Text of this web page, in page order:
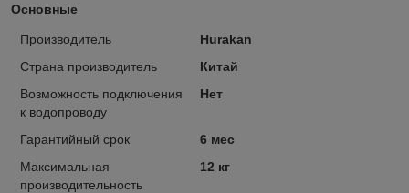
Основные
Производитель
Hurakan
Страна производитель
Китай
Возможность подключения
к водопроводу
Нет
Гарантийный срок
6 мес
Максимальная
производительность
12 кг